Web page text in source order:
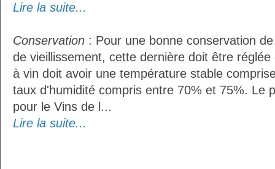
Lire la suite...
Conservation : Pour une bonne conservation
de vieillissement, cette dernière doit être réglée
à vin doit avoir une température stable
taux d'humidité compris entre 70% et 75%. Le
pour le Vins de l...
Lire la suite...